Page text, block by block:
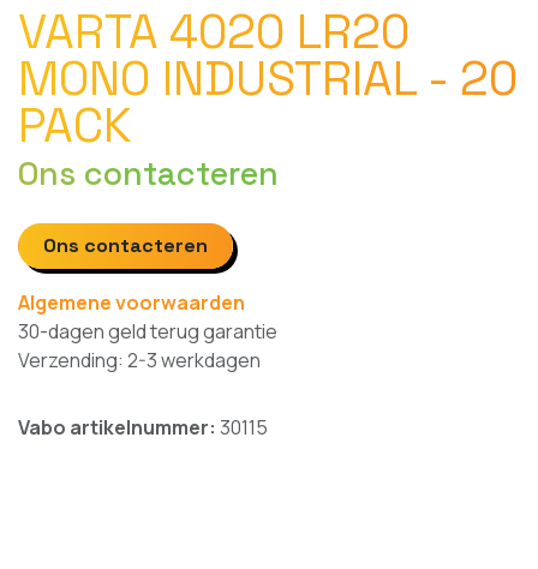
VARTA 4020 LR20
MONO INDUSTRIAL - 20
PACK
Ons contacteren
Ons contacteren
Algemene voorwaarden
30-dagen geld terug garantie
Verzending: 2-3 werkdagen
Vabo artikelnummer: 30115